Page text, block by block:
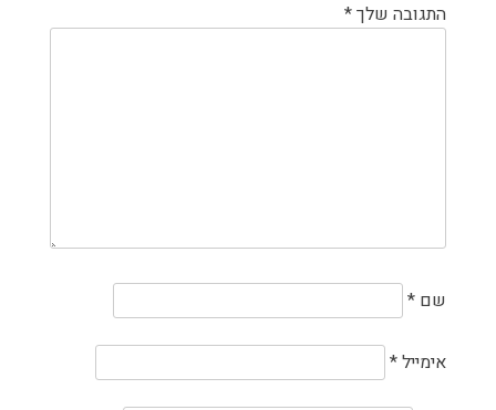
התגובה שלך*
שם *
אימייל*